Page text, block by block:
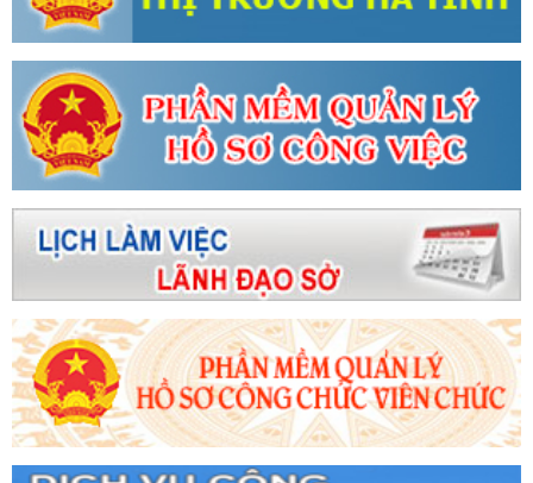
đoàn ngành Công thương Hà
Công Thương - Một nhiệm kỳ nhiều
thương mại kết nối giao thương tại
Biên năm 2024
Sở Công
mục đỡ đầu nông thôn mới
Đảng khóa XIV
Bí thư Tỉnh
Ban Chấp hành Trung ương Đảng
mạc, Ban Chấp hành Trung ương
nhất.
Kiểm tra an toàn tại Tổng
Sở Công Thương tổ chức Chào cờ -
Tĩnh tham gia Chương trình đoàn
dịch mua hàng với các địa phương
Tĩnh triển khai hướng dẫn quản trị
và Hệ thống quản lý văn bản chỉ
Minh Chính tham quan gian
đoàn Công ty CP Cảng Quốc tế
hành động ATVSLĐ năm 2024
số nội dung liên quan tổ chức đảng,
những website giả mạo cơ quan
một cụm công nghiệp rộng hơn 30
bố các quyết định luân chuyển,
Nguyễn Hồng Diên gửi thư chúc